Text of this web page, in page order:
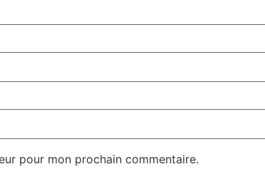
pour mon prochain commentaire.